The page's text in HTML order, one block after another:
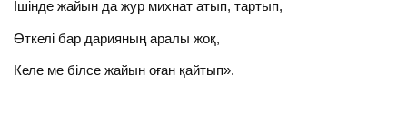
Ішінде жайын да жур михнат атып, тартып,
Өткелі бар дарияның аралы жоқ,
Келе ме білсе жайын оған қайтып».